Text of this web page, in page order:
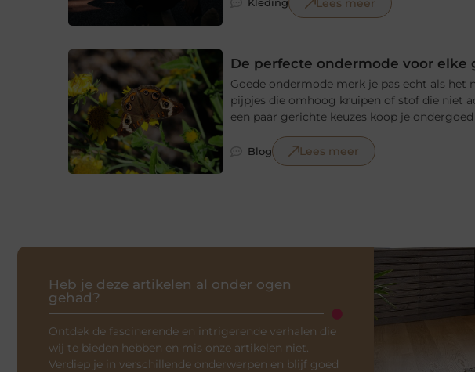
Kleding Lees meer
De perfecte ondermode voor elke
Goede ondermode merk je pas echt als het
pijpjes die omhoog kruipen of stof die niet
een paar gerichte keuzes koop je
Blog Lees meer
Heb je deze artikelen al onder ogen
gehad?
Ontdek de fascinerende en intrigerende verhalen die
wij te bieden hebben en mis onze artikelen niet.
Verdiep je in verschillende onderwerpen en blijf goed